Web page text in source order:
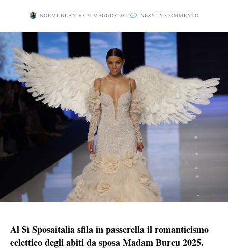
NOEMI BLANDO 9 MAGGIO 2024 NESSUN COMMENTO
Al Sì Sposaitalia sfila in passerella il romanticismo
eclettico degli abiti da sposa Madam Burcu 2025.